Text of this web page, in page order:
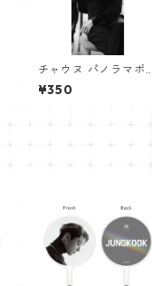
チャウヌ パノラマポス
ター (Cha EunWoo Po
ster) 700*330mm
¥350